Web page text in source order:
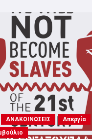
ΑΝΑΚΟΙΝΩΣΕΙΣ
Απεργία